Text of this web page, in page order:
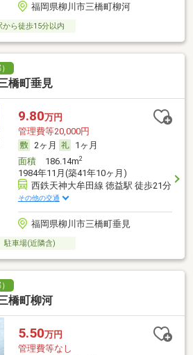
福岡県柳川市三橋町柳河
から徒歩15分以内
橋町垂見
9.80万円
管理費等20,000円
2ヶ月
1ヶ月
面積186.14m2
1984年11月(築41年10ヶ月)
西鉄天神大牟田線 徳益駅 徒歩21分
その他の交通
福岡県柳川市三橋町垂見
駐車場(近隣含)
橋町柳河
5.50万円
管理費等なし